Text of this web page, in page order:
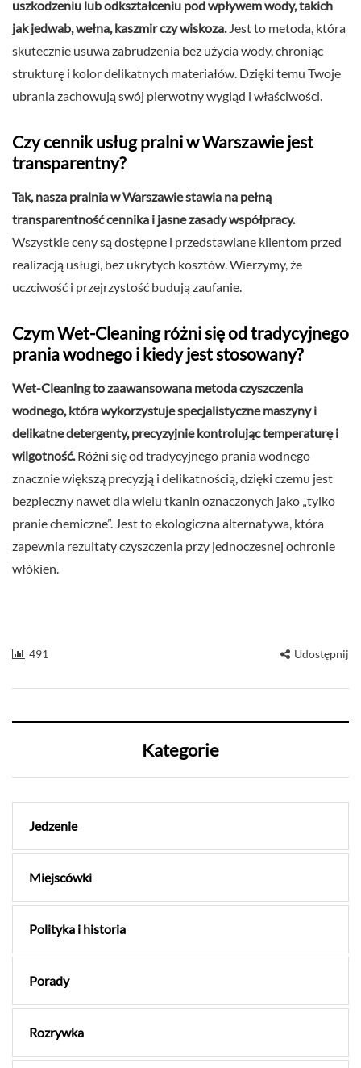
uszkodzeniu lub odkształceniu pod wpływem wody, takich
jak jedwab, wełna, kaszmir czy wiskoza.Jest to metoda, która
skutecznie usuwa zabrudzenia bez użycia wody, chroniąc
strukturę i kolor delikatnych materiałów. Dzięki temu Twoje
ubrania zachowują swój pierwotny wygląd i właściwości.
Czy cennik usług pralni w Warszawie jest
transparentny?
Tak, nasza pralnia w Warszawie stawia na pełną
transparentność cennika i jasne zasady współpracy.
Wszystkie ceny są dostępne i przedstawiane klientom przed
realizacją usługi, bez ukrytych kosztów. Wierzymy, że
uczciwość i przejrzystość budują zaufanie.
Czym Wet-Cleaning różni się od tradycyjnego
prania wodnego i kiedy jest stosowany?
Wet-Cleaning to zaawansowana metoda czyszczenia
wodnego, która wykorzystuje specjalistyczne maszyny i
delikatne detergenty, precyzyjnie kontrolując temperaturę i
wilgotność.Różni się od tradycyjnego prania wodnego
znacznie większą precyzją i delikatnością, dzięki czemu jest
bezpieczny nawet dla wielu tkanin oznaczonych jako „tylko
pranie chemiczne”. Jest to ekologiczna alternatywa, która
zapewnia rezultaty czyszczenia przy jednoczesnej ochronie
włókien.
491 Udostępnij
Kategorie
Jedzenie
Miejscówki
Polityka i historia
Porady
Rozrywka